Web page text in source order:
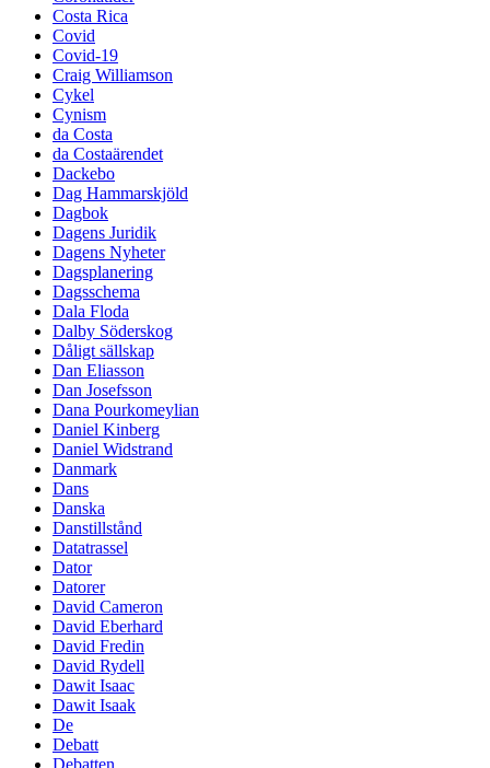
Costa Rica
Covid
Covid-19
Craig Williamson
Cykel
Cynism
da Costa
da Costaärendet
Dackebo
Dag Hammarskjöld
Dagbok
Dagens Juridik
Dagens Nyheter
Dagsplanering
Dagsschema
Dala Floda
Dalby Söderskog
Dåligt sällskap
Dan Eliasson
Dan Josefsson
Dana Pourkomeylian
Daniel Kinberg
Daniel Widstrand
Danmark
Dans
Danska
Danstillstånd
Datatrassel
Dator
Datorer
David Cameron
David Eberhard
David Fredin
David Rydell
Dawit Isaac
Dawit Isaak
De
Debatt
Debatten